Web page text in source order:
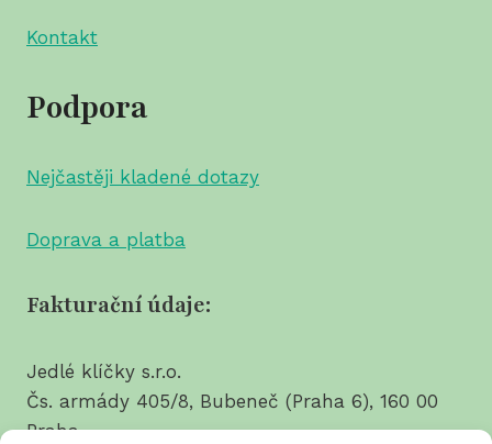
Kontakt
Podpora
Nejčastěji kladené dotazy
Doprava a platba
Fakturační údaje:
Jedlé klíčky s.r.o.
Čs. armády 405/8, Bubeneč (Praha 6), 160 00
Praha